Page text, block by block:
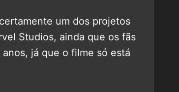
um dos projetos
Studios, ainda que os fãs
já que o filme só está